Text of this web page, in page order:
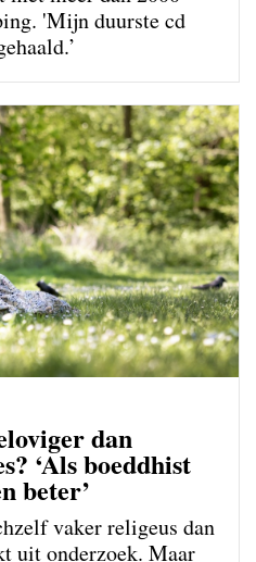
'Mijn duurste cd
dan
‘Als boeddhist
beter’
vaker religeus dan
uit onderzoek. Maar